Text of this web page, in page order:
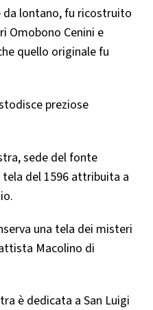
da lontano, fu ricostruito
Omobono Cenini e
quello originale fu
preziose
sede del fonte
del 1596 attribuita a
una tela dei misteri
Macolino di
è dedicata a San Luigi